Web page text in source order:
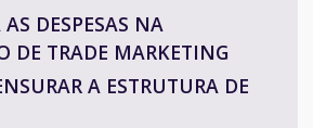
DESPESAS NA
DE TRADE MARKETING
A ESTRUTURA DE